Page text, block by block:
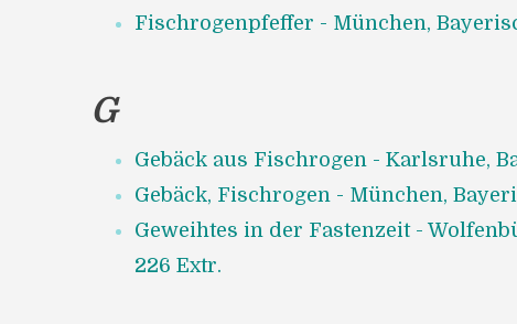
Fischrogenpfeffer - München,
G
Gebäck aus Fischrogen - Karlsruhe,
Gebäck, Fischrogen - München,
Geweihtes in der Fastenzeit -
226 Extr.